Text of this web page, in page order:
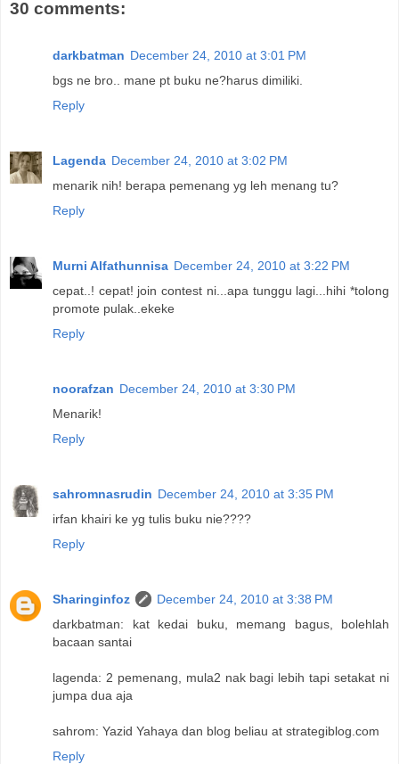
30 comments:
darkbatman December 24, 2010 at 3:01 PM
bgs ne bro.. mane pt buku ne?harus dimiliki.
Reply
Lagenda December 24, 2010 at 3:02 PM
menarik nih! berapa pemenang yg leh menang tu?
Reply
Murni Alfathunnisa December 24, 2010 at 3:22 PM
cepat..! cepat! join contest ni...apa tunggu lagi...hihi *tolong
promote pulak..ekeke
Reply
noorafzan December 24, 2010 at 3:30 PM
Menarik!
Reply
sahromnasrudin December 24, 2010 at 3:35 PM
irfan khairi ke yg tulis buku nie????
Reply
Sharinginfoz
December 24, 2010 at 3:38 PM
darkbatman: kat kedai buku, memang bagus, bolehlah
bacaan santai
lagenda: 2 pemenang, mula2 nak bagi lebih tapi setakat ni
jumpa dua aja
sahrom: Yazid Yahaya dan blog beliau at strategiblog.com
Reply